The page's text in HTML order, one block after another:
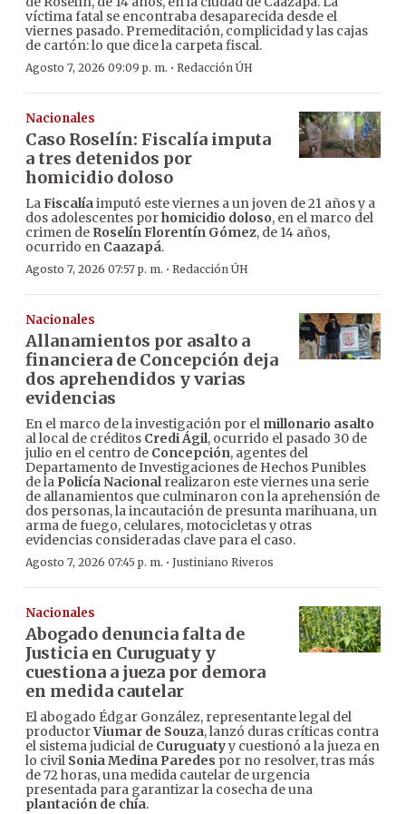
víctima fatal se encontraba desaparecida desde el
viernes pasado. Premeditación, complicidad y las cajas
de cartón: lo que dice la carpeta fiscal.
Agosto 7, 2026 09:09 p. m. · Redacción ÚH
Nacionales
Caso Roselín: Fiscalía imputa
a tres detenidos por
homicidio doloso
LaFiscalíaimputó este viernes a un joven de 21 años y a
dos adolescentes porhomicidio doloso, en el marco del
crimen de Roselín Florentín Gómez, de 14 años,
ocurrido en Caazapá.
Agosto 7, 2026 07:57 p. m. · Redacción ÚH
Nacionales
Allanamientos por asalto a
financiera de Concepción deja
dos aprehendidos y varias
evidencias
En el marco de la investigación por el millonario asalto
al local de créditos Credi Ágil, ocurrido el pasado 30 de
julio en el centro de Concepción, agentes del
Departamento de Investigaciones de Hechos Punibles
de la Policía Nacionalrealizaron este viernes una serie
de allanamientos que culminaron con la aprehensión de
dos personas, la incautación de presunta marihuana, un
arma de fuego, celulares, motocicletas y otras
evidencias consideradas clave para el caso.
Agosto 7, 2026 07:45 p. m. · Justiniano Riveros
Nacionales
Abogado denuncia falta de
Justicia en Curuguaty y
cuestiona a jueza por demora
en medida cautelar
El abogado Édgar González, representante legal del
productorViumar de Souza, lanzó duras críticas contra
el sistema judicial de Curuguatyy cuestionó a la jueza en
lo civil Sonia Medina Paredes por no resolver, tras más
de 72 horas, una medida cautelar de urgencia
presentada para garantizar la cosecha de una
plantación de chía.